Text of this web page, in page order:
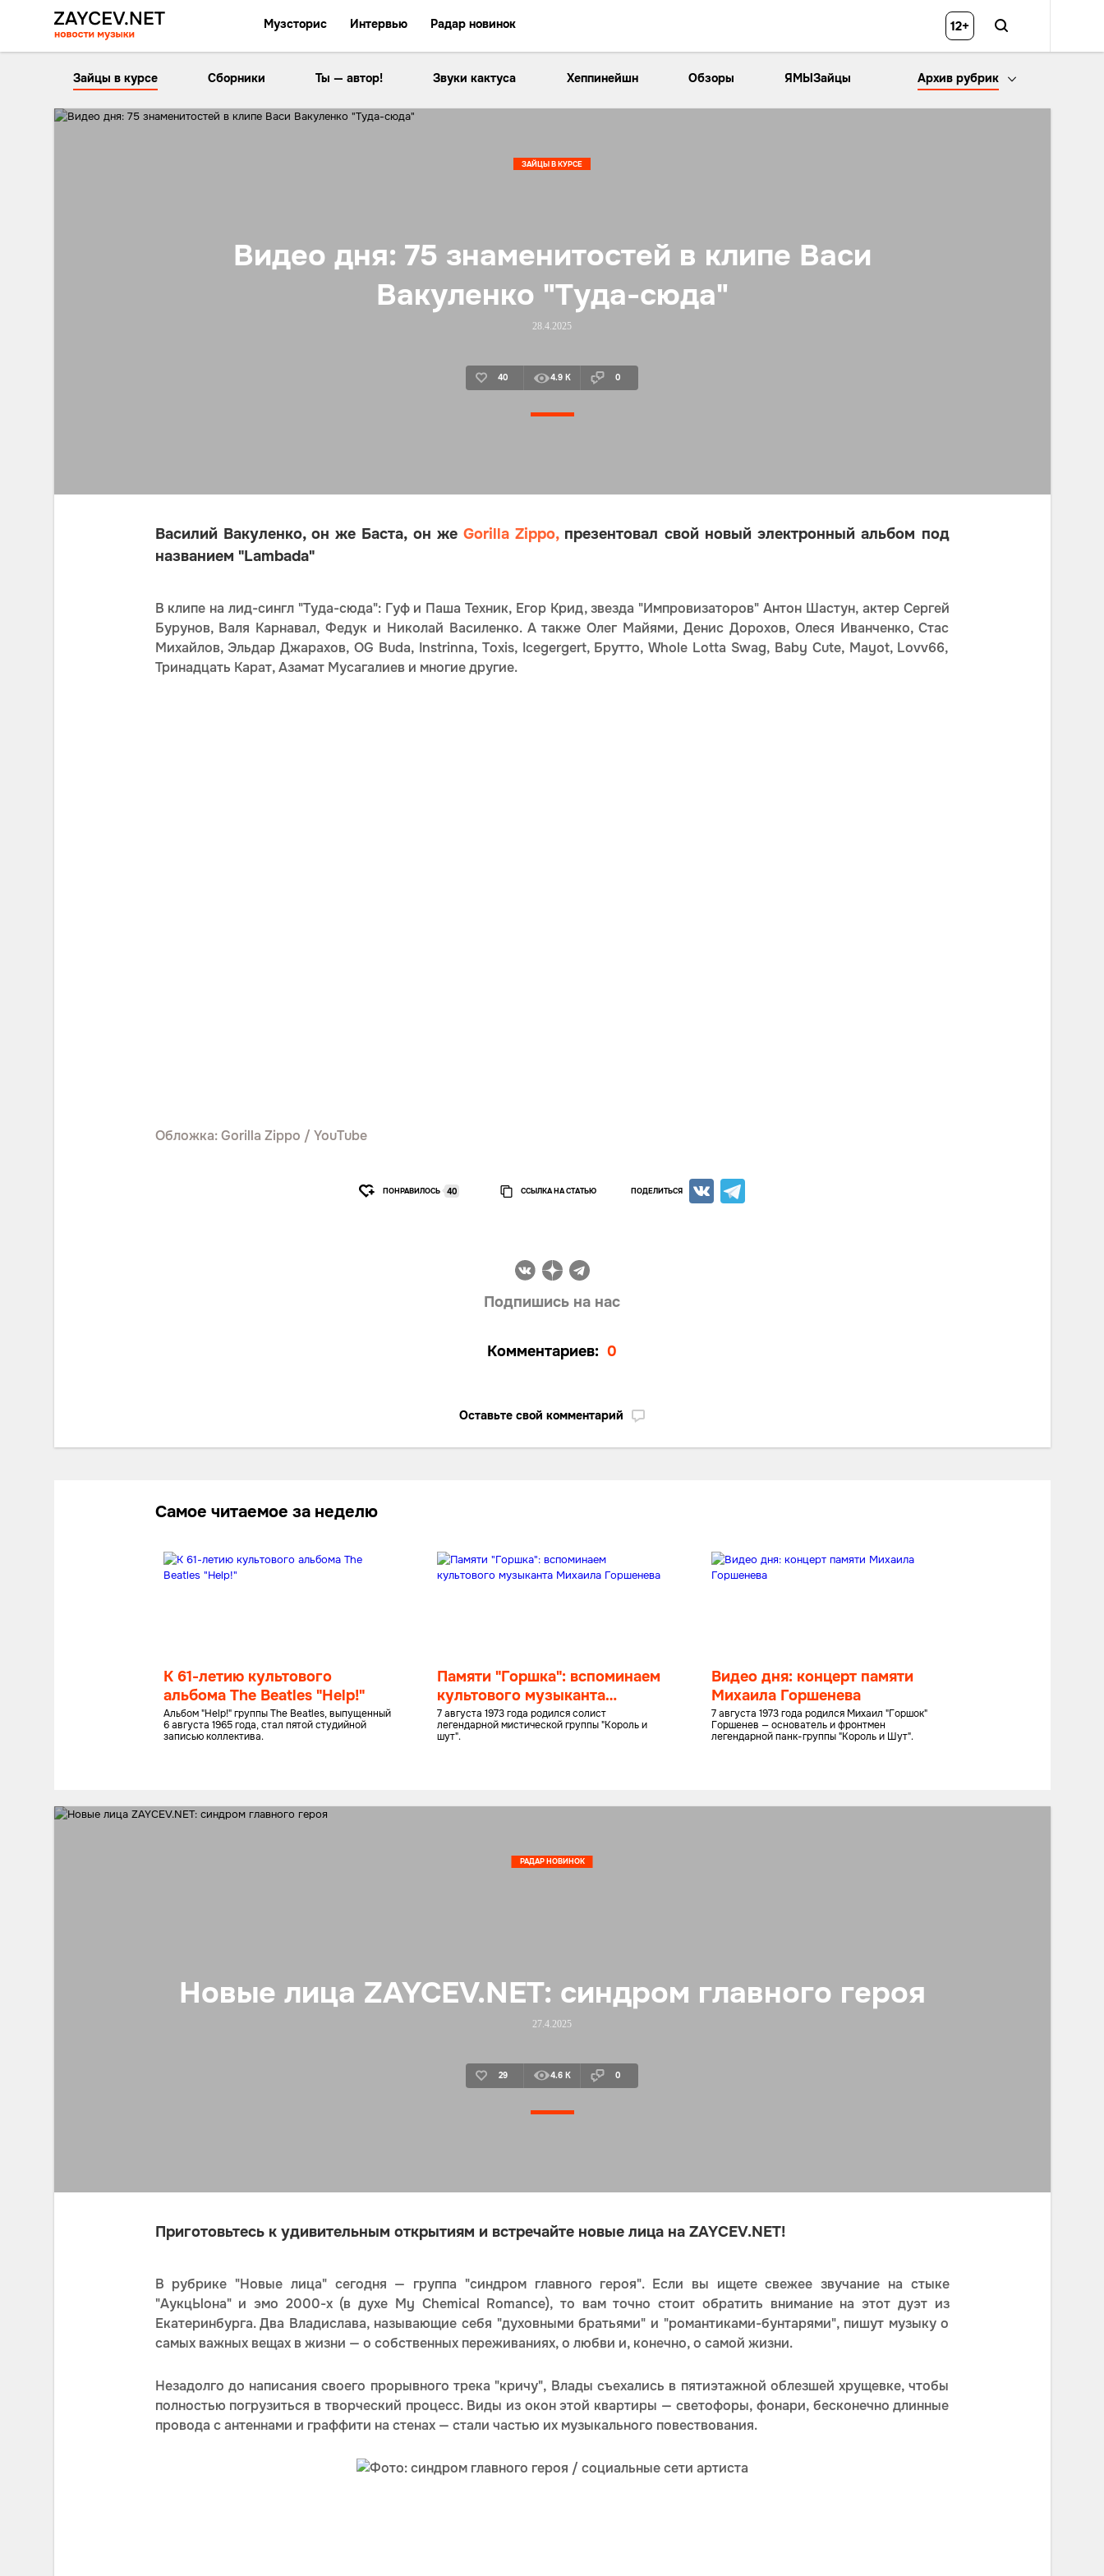
Музсторис Интервью Радар новинок 12+
Зайцы в курсе Сборники Ты — автор! Звуки кактуса Хеппинейшн Обзоры ЯМЫЗайцы Архив рубрик
Видео дня: 75 знаменитостей в клипе Васи
Вакуленко "Туда-сюда"
28.4.2025
40 4.9 K 0
ЗАЙЦЫ В КУРСЕ
Василий Вакуленко, он же Баста, он же Gorilla Zippo, презентовал свой новый электронный альбом под
названием "Lambada"
В клипе на лид-сингл "Туда-сюда": Гуф и Паша Техник, Егор Крид, звезда "Импровизаторов" Антон Шастун, актер Сергей
Бурунов, Валя Карнавал, Федук и Николай Василенко. А также Олег Майями, Денис Дорохов, Олеся Иванченко, Стас
Михайлов, Эльдар Джарахов, OG Buda, Instrinna, Toxis, Icegergert, Брутто, Whole Lotta Swag, Baby Cute, Mayot, Lovv66,
Тринадцать Карат, Азамат Мусагалиев и многие другие.
Обложка: Gorilla Zippo / YouTube
ПОНРАВИЛОСЬ 40 ССЫЛКА НА СТАТЬЮ ПОДЕЛИТЬСЯ
Подпишись на нас
Комментариев: 0
Оставьте свой комментарий
Самое читаемое за неделю
К 61-летию культового
альбома The Beatles "Help!"
Альбом "Help!" группы The Beatles, выпущенный
6 августа 1965 года, стал пятой студийной
записью коллектива.
Памяти "Горшка": вспоминаем
культового музыканта
Михаила Горшенева
7 августа 1973 года родился солист
легендарной мистической группы "Король и
шут".
Видео дня: концерт памяти
Михаила Горшенева
7 августа 1973 года родился Михаил "Горшок"
Горшенев — основатель и фронтмен
легендарной панк-группы "Король и Шут".
Новые лица ZAYCEV.NET: синдром главного героя
27.4.2025
29 4.6 K 0
РАДАР НОВИНОК
Приготовьтесь к удивительным открытиям и встречайте новые лица на ZAYCEV.NET!
В рубрике "Новые лица" сегодня — группа "синдром главного героя". Если вы ищете свежее звучание на стыке
"АукцЫона" и эмо 2000-х (в духе My Chemical Romance), то вам точно стоит обратить внимание на этот дуэт из
Екатеринбурга. Два Владислава, называющие себя "духовными братьями" и "романтиками-бунтарями", пишут музыку о
самых важных вещах в жизни — о собственных переживаниях, о любви и, конечно, о самой жизни.
Незадолго до написания своего прорывного трека "кричу", Влады съехались в пятиэтажной облезшей хрущевке, чтобы
полностью погрузиться в творческий процесс. Виды из окон этой квартиры — светофоры, фонари, бесконечно длинные
провода с антеннами и граффити на стенах — стали частью их музыкального повествования.